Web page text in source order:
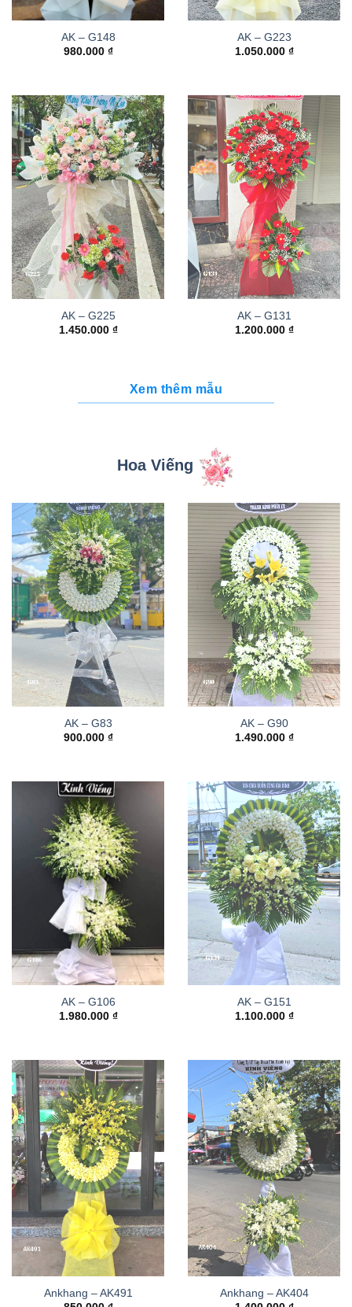
AK – G148
980.000 ₫
AK – G223
1.050.000 ₫
AK – G225
1.450.000 ₫
AK – G131
1.200.000 ₫
Xem thêm mẫu
Hoa Viếng
AK – G83
900.000 ₫
AK – G90
1.490.000 ₫
AK – G106
1.980.000 ₫
AK – G151
1.100.000 ₫
Ankhang – AK491
Ankhang – AK404